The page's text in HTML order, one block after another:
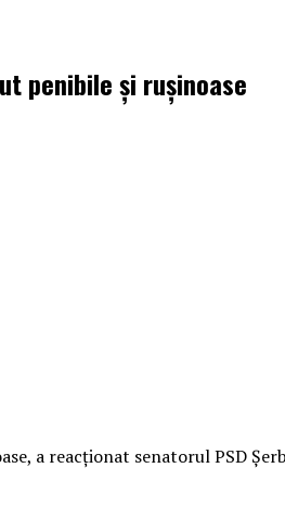
penibile şi ruşinoase
a reacţionat senatorul PSD